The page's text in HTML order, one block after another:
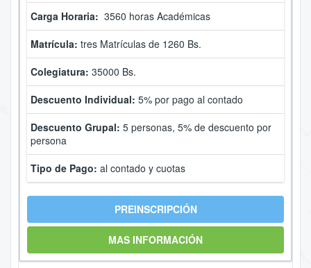
Carga Horaria: 3560 horas Académicas
Matrícula: tres Matrículas de 1260 Bs.
Colegiatura: 35000 Bs.
Descuento Individual: 5% por pago al contado
Descuento Grupal: 5 personas, 5% de descuento por
persona
Tipo de Pago: al contado y cuotas
PREINSCRIPCIÓN
MAS INFORMACIÓN